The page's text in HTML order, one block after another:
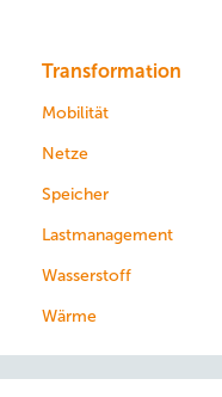
Transformation
Mobilität
Netze
Speicher
Lastmanagement
Wasserstoff
Wärme